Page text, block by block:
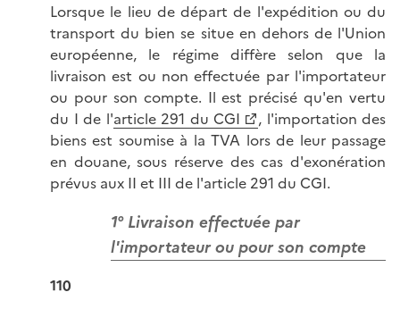
Lorsque le lieu de départ de l'expédition ou du
transport du bien se situe en dehors de l'Union
européenne, le régime diffère selon que la
livraison est ou non effectuée par l'importateur
ou pour son compte. Il est précisé qu'en vertu
du I de l'article 291 du CGI
, l'importation des
biens est soumise à la TVA lors de leur passage
en douane, sous réserve des cas d'exonération
prévus aux II et III de l'article 291 du CGI.
1° Livraison effectuée par
l'importateur ou pour son compte
110